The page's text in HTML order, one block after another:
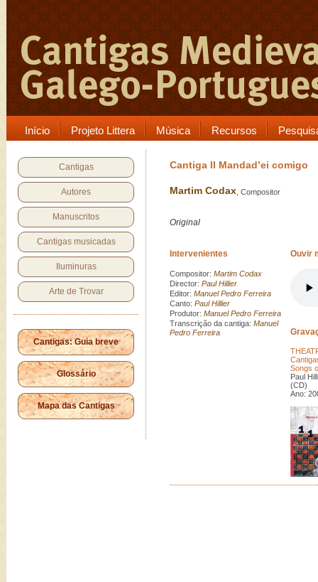
Início Projeto Littera Música Recursos
Cantigas
Autores
Manuscritos
Cantigas musicadas
Iluminuras
Arte de Trovar
Cantigas: Guia breve
Glossário
Mapa das Cantigas
Cantiga II Mandad’ei comigo
Martim Codax , Compositor
Original
Intervenientes
Compositor: Martim Codax
Director: Paul Hillier
Editor: Manuel Pedro Ferreira
Canto: Paul Hillier
Produtor: Manuel Pedro Ferreira
Transcrição da cantiga: Manuel
Pedro Ferreira
Ouvir
Songs
Paul
(CD)
Ano: